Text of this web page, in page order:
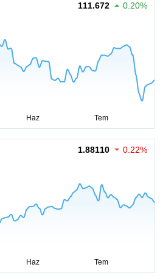
111.672 0.20%
1.88110 0.22%